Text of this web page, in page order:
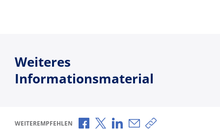
Weiteres
Informationsmaterial
WEITEREMPFEHLEN Über Facebook teilen
Über X teilen
Über LinkedIn teilen
Über E-Mail teilen
Link zum Teilen